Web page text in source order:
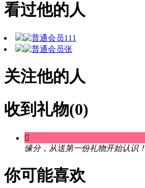
看过他的人
111
张
关注他的人
收到礼物(0)

缘分，从送第一份礼物开始认识！
你可能喜欢